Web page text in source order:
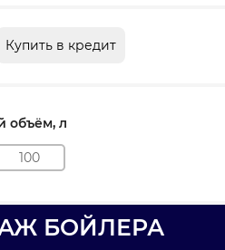
Купить в кредит
объём, л
100
БОЙЛЕРА